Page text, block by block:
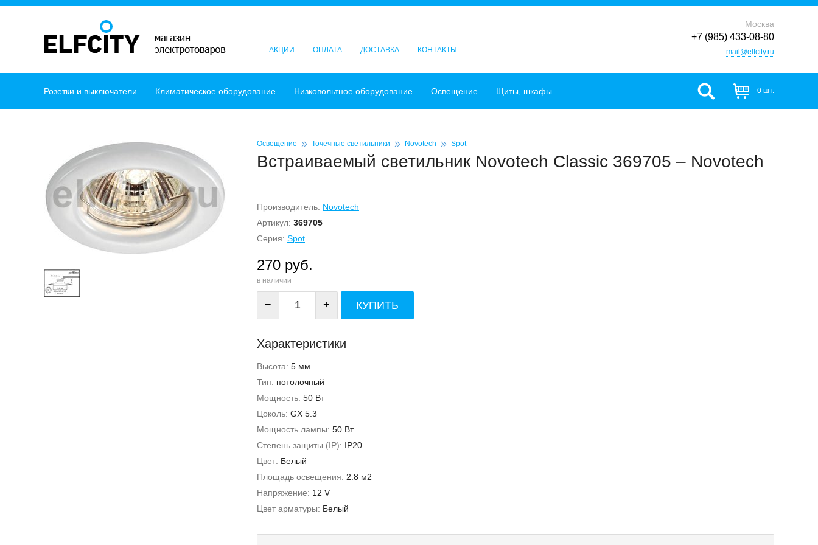
АКЦИИ ОПЛАТА ДОСТАВКА КОНТАКТЫ
Москва
+7 (985) 433-08-80
mail@elfcity.ru
Розетки и выключатели Климатическое оборудование Низковольтное оборудование Освещение Щиты, шкафы 0 шт.
Освещение Точечные светильники Novotech Spot
Встраиваемый светильник Novotech Classic 369705 – Novotech
Производитель: Novotech
Артикул: 369705
Серия: Spot
270 руб.
в наличии
− + КУПИТЬ
Характеристики
Высота: 5 мм
Тип: потолочный
Мощность: 50 Вт
Цоколь: GX 5.3
Мощность лампы: 50 Вт
Степень защиты (IP): IP20
Цвет: Белый
Площадь освещения: 2.8 м2
Напряжение: 12 V
Цвет арматуры: Белый